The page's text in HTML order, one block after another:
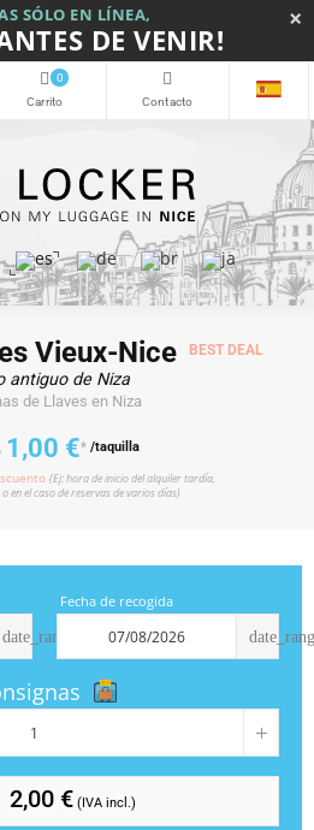
SÓLO EN LÍNEA,
DE VENIR!
×
0
Vieux-Nice BEST DEAL
antiguo de Niza
de Llaves en Niza
1,00 €*/taquilla
(Ej: hora de inicio del alquiler tardía,
en el caso de reservas de varios días)
date_range
Fecha de recogida
2,00 € (IVA incl.)